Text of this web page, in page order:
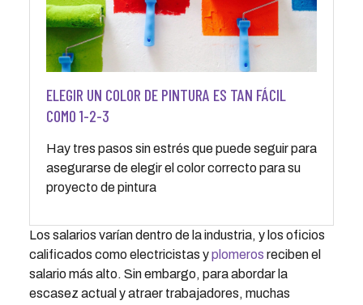
ELEGIR UN COLOR DE PINTURA ES TAN FÁCIL
COMO 1-2-3
Hay tres pasos sin estrés que puede seguir para
asegurarse de elegir el color correcto para su
proyecto de pintura
Los salarios varían dentro de la industria, y los oficios
calificados como electricistas yplomeros reciben el
salario más alto. Sin embargo, para abordar la
escasez actual y atraer trabajadores, muchas